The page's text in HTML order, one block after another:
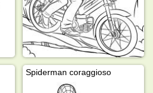
Spiderman coraggioso